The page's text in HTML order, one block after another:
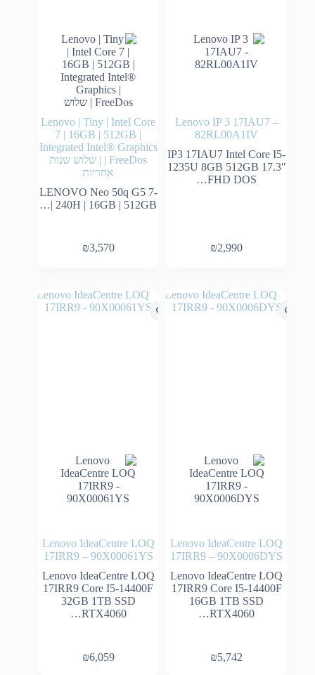
Lenovo IP 3 17IAU7 –
82RL00A1IV
IP3 17IAU7 Intel Core I5-
1235U 8GB 512GB 17.3″
FHD DOS…
₪2,990
Lenovo | Tiny | Intel Core
7 | 16GB | 512GB |
Integrated Intel® Graphics
| FreeDos | שלוש שנות
אחריות
LENOVO Neo 50q G5 7-
240H | 16GB | 512GB |…
₪3,570
Lenovo IdeaCentre LOQ
17IRR9 – 90X0006DYS
Lenovo IdeaCentre LOQ
17IRR9 Core I5-14400F
16GB 1TB SSD
RTX4060…
₪5,742
Lenovo IdeaCentre LOQ
17IRR9 – 90X00061YS
Lenovo IdeaCentre LOQ
17IRR9 Core I5-14400F
32GB 1TB SSD
RTX4060…
₪6,059